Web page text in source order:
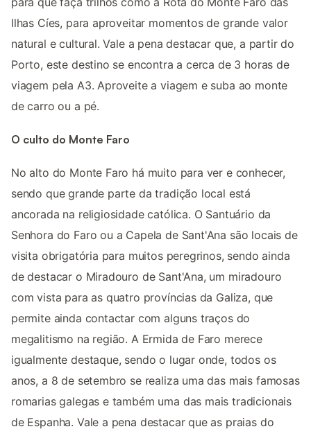
Ilhas Cíes, para aproveitar momentos de grande valor
natural e cultural. Vale a pena destacar que, a partir do
Porto, este destino se encontra a cerca de 3 horas de
viagem pela A3. Aproveite a viagem e suba ao monte
de carro ou a pé.
O culto do Monte Faro
No alto do Monte Faro há muito para ver e conhecer,
sendo que grande parte da tradição local está
ancorada na religiosidade católica. O Santuário da
Senhora do Faro ou a Capela de Sant'Ana são locais de
visita obrigatória para muitos peregrinos, sendo ainda
de destacar o Miradouro de Sant'Ana, um miradouro
com vista para as quatro províncias da Galiza, que
permite ainda contactar com alguns traços do
megalitismo na região. A Ermida de Faro merece
igualmente destaque, sendo o lugar onde, todos os
anos, a 8 de setembro se realiza uma das mais famosas
romarias galegas e também uma das mais tradicionais
de Espanha. Vale a pena destacar que as praias do